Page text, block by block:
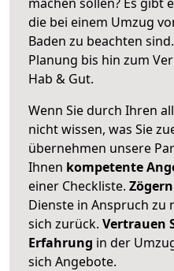
die bei einem Umzug
Baden zu beachten sind.
Planung bis hin zum
Hab & Gut.
Wenn Sie durch Ihren
nicht wissen, was Sie
übernehmen unsere
Ihnen kompetente
einer Checkliste.
Dienste in Anspruch zu
sich zurück. Vertrauen
Erfahrung in der
sich Angebote.